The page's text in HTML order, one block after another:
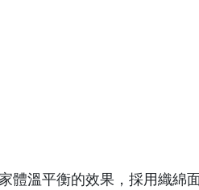
體溫平衡的效果，採用織綿